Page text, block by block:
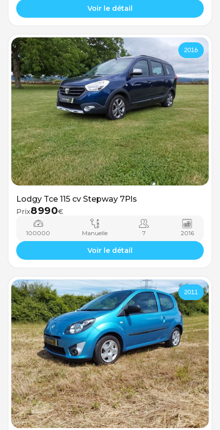
Voir le détail
2016
Lodgy Tce 115 cv Stepway 7Pls
Prix8990€
100000 Manuelle 7 2016
Voir le détail
2011